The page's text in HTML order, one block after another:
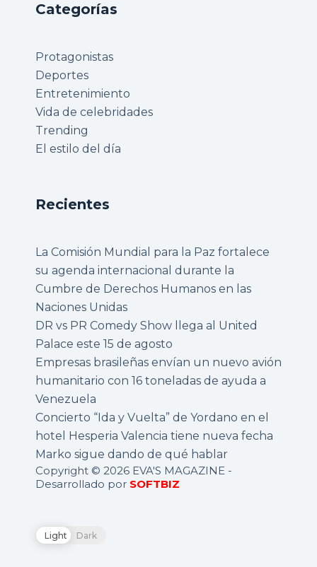
Categorías
Protagonistas
Deportes
Entretenimiento
Vida de celebridades
Trending
El estilo del día
Recientes
La Comisión Mundial para la Paz fortalece
su agenda internacional durante la
Cumbre de Derechos Humanos en las
Naciones Unidas
DR vs PR Comedy Show llega al United
Palace este 15 de agosto
Empresas brasileñas envían un nuevo avión
humanitario con 16 toneladas de ayuda a
Venezuela
Concierto “Ida y Vuelta” de Yordano en el
hotel Hesperia Valencia tiene nueva fecha
Marko sigue dando de qué hablar
Copyright © 2026 EVA'S MAGAZINE -
Desarrollado por SOFTBIZ
Light Dark